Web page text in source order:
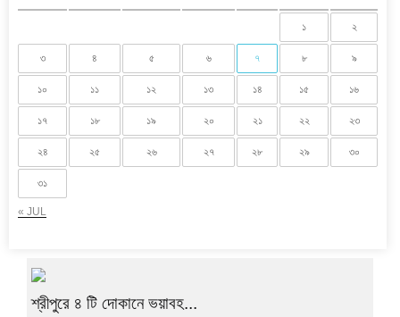
« JUL
১ ২
৩ ৪ ৫ ৬ ৭ ৮ ৯
১০ ১১ ১২ ১৩ ১৪ ১৫ ১৬
১৭ ১৮ ১৯ ২০ ২১ ২২ ২৩
২৪ ২৫ ২৬ ২৭ ২৮ ২৯ ৩০
৩১
শ্রীপুরে ৪ টি দোকানে ভয়াবহ...